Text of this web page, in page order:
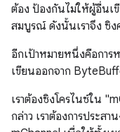
ต้อง ป้องกันไม่ให้ผู้อื่นเ
สมบูรณ์ ดังนั้นเราจึง ซิง
อีกเป้าหมายหนึ่งคือการ
เขียนออกจาก
เราต้องซิงโครไนซ์ใน
กล่าว เราต้องการประส